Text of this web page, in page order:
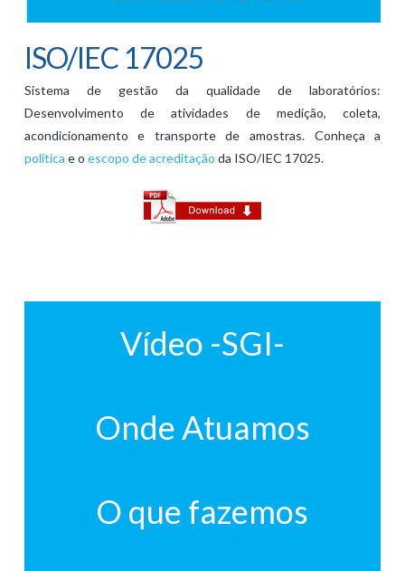
ISO/IEC 17025
Sistema de gestão da qualidade de laboratórios:
Desenvolvimento de atividades de medição, coleta,
acondicionamento e transporte de amostras. Conheça a
política e o escopo de acreditação da ISO/IEC 17025.
Vídeo -SGI-
Onde Atuamos
O que fazemos